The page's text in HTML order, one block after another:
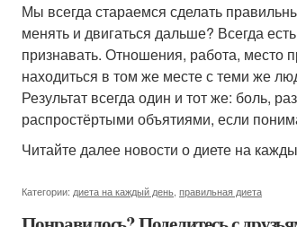
Мы всегда стараемся сделать
менять и двигаться дальше? Всегда
признавать. Отношения, работа, место
находиться в том же месте с теми же
Результат всегда один и тот же: боль,
распростёртыми объятиями, если
Читайте далее новости о диете на
Категории: диета на каждый день правильная диета